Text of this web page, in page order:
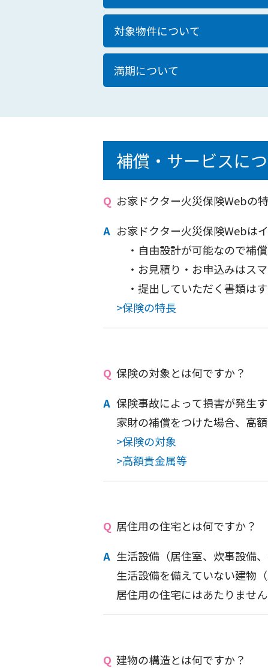
対象物件について
満期について
補償・サービスに
お家ドクター火災保険Webの
お家ドクター火災保険Webは
・自由設計が可能なので補
・お見積り・お申込みはス
・提出していただく書類は
>保険の特長
保険の対象とは何ですか？
保険事故によって損害が発生
家財の補償をつけた場合、高
>保険の対象
>高額貴金属等
居住用の住宅とは何ですか？
生活設備（居住室、炊事設備
生活設備を備えていない建物
居住用の住宅にはあたりません
建物の構造とは何ですか？